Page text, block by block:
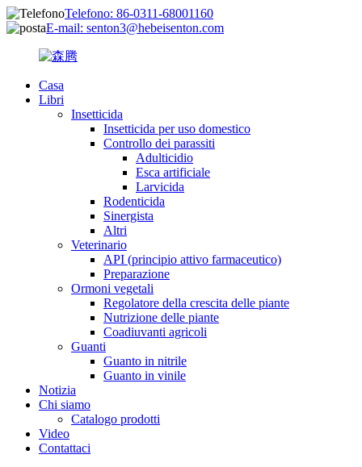
Telefono: 86-0311-68001160
E-mail: senton3@hebeisenton.com
Casa
Libri
Insetticida
Insetticida per uso domestico
Controllo dei parassiti
Adulticidio
Esca artificiale
Larvicida
Rodenticida
Sinergista
Altri
Veterinario
API (principio attivo farmaceutico)
Preparazione
Ormoni vegetali
Regolatore della crescita delle piante
Nutrizione delle piante
Coadiuvanti agricoli
Guanti
Guanto in nitrile
Guanto in vinile
Notizia
Chi siamo
Catalogo prodotti
Video
Contattaci